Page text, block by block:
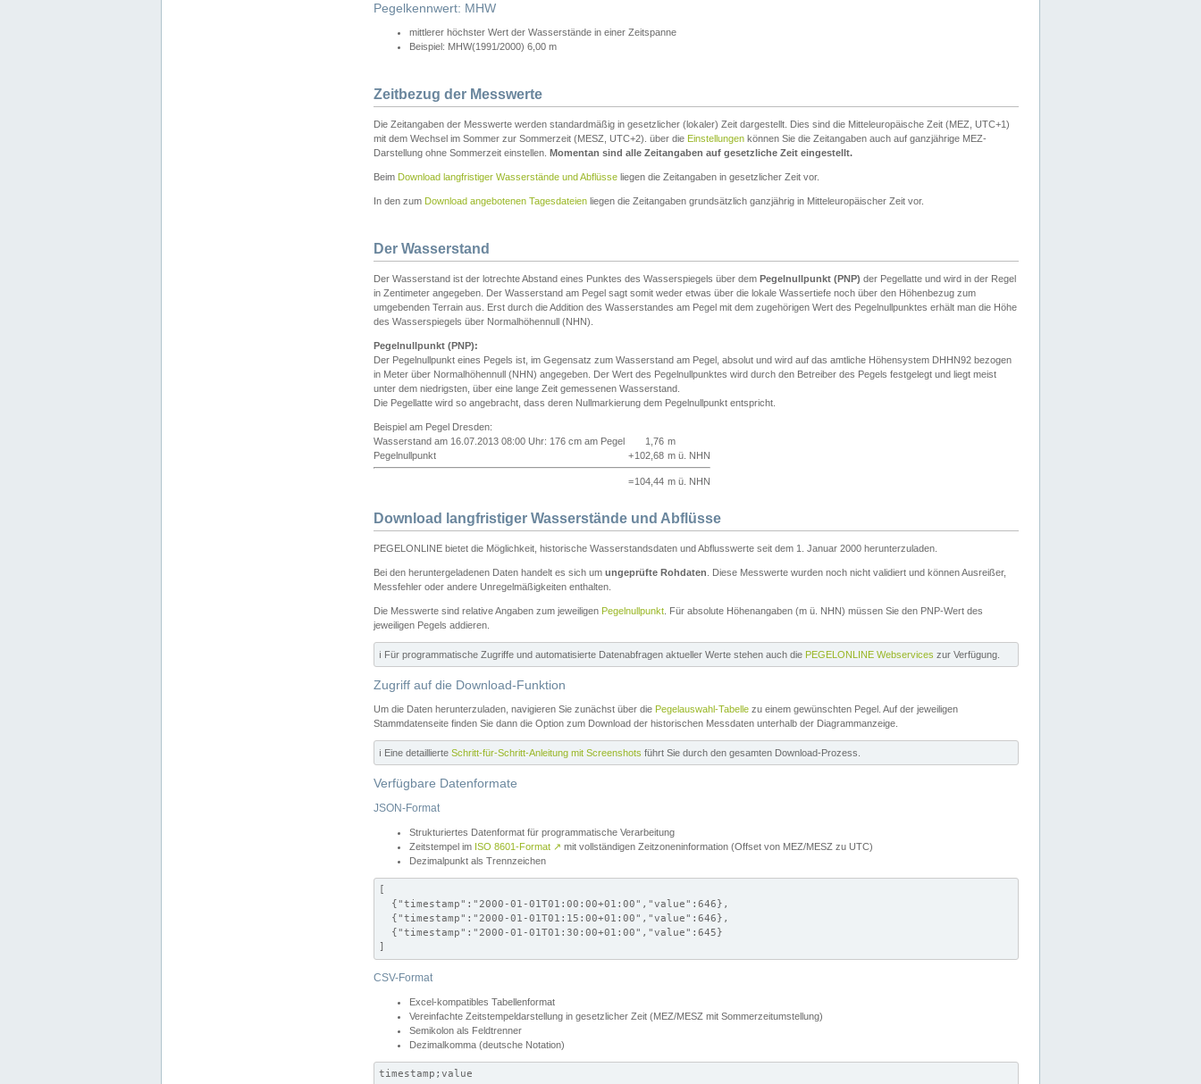
Pegelkennwert: MHW
mittlerer höchster Wert der Wasserstände in einer Zeitspanne
Beispiel: MHW(1991/2000) 6,00 m
Zeitbezug der Messwerte
Die Zeitangaben der Messwerte werden standardmäßig in gesetzlicher (lokaler) Zeit dargestellt. Dies sind die Mitteleuropäische Zeit (MEZ, UTC+1)
mit dem Wechsel im Sommer zur Sommerzeit (MESZ, UTC+2). über die Einstellungen können Sie die Zeitangaben auch auf ganzjährige MEZ-
Darstellung ohne Sommerzeit einstellen. Momentan sind alle Zeitangaben auf gesetzliche Zeit eingestellt.
Beim Download langfristiger Wasserstände und Abflüsse liegen die Zeitangaben in gesetzlicher Zeit vor.
In den zum Download angebotenen Tagesdateien liegen die Zeitangaben grundsätzlich ganzjährig in Mitteleuropäischer Zeit vor.
Der Wasserstand
Der Wasserstand ist der lotrechte Abstand eines Punktes des Wasserspiegels über dem Pegelnullpunkt (PNP) der Pegellatte und wird in der Regel
in Zentimeter angegeben. Der Wasserstand am Pegel sagt somit weder etwas über die lokale Wassertiefe noch über den Höhenbezug zum
umgebenden Terrain aus. Erst durch die Addition des Wasserstandes am Pegel mit dem zugehörigen Wert des Pegelnullpunktes erhält man die Höhe
des Wasserspiegels über Normalhöhennull (NHN).
Pegelnullpunkt (PNP):
Der Pegelnullpunkt eines Pegels ist, im Gegensatz zum Wasserstand am Pegel, absolut und wird auf das amtliche Höhensystem DHHN92 bezogen
in Meter über Normalhöhennull (NHN) angegeben. Der Wert des Pegelnullpunktes wird durch den Betreiber des Pegels festgelegt und liegt meist
unter dem niedrigsten, über eine lange Zeit gemessenen Wasserstand.
Die Pegellatte wird so angebracht, dass deren Nullmarkierung dem Pegelnullpunkt entspricht.
Beispiel am Pegel Dresden:
Wasserstand am 16.07.2013 08:00 Uhr: 176 cm am Pegel
1,76 m
Pegelnullpunkt
+102,68 m ü. NHN
=104,44 m ü. NHN
Download langfristiger Wasserstände und Abflüsse
PEGELONLINE bietet die Möglichkeit, historische Wasserstandsdaten und Abflusswerte seit dem 1. Januar 2000 herunterzuladen.
Bei den heruntergeladenen Daten handelt es sich um ungeprüfte Rohdaten . Diese Messwerte wurden noch nicht validiert und können Ausreißer,
Messfehler oder andere Unregelmäßigkeiten enthalten.
Die Messwerte sind relative Angaben zum jeweiligen Pegelnullpunkt . Für absolute Höhenangaben (m ü. NHN) müssen Sie den PNP-Wert des
jeweiligen Pegels addieren.
ℹ️ Für programmatische Zugriffe und automatisierte Datenabfragen aktueller Werte stehen auch die PEGELONLINE Webservices zur Verfügung.
Zugriff auf die Download-Funktion
Um die Daten herunterzuladen, navigieren Sie zunächst über die Pegelauswahl-Tabelle zu einem gewünschten Pegel. Auf der jeweiligen
Stammdatenseite finden Sie dann die Option zum Download der historischen Messdaten unterhalb der Diagrammanzeige.
ℹ️ Eine detaillierte Schritt-für-Schritt-Anleitung mit Screenshots führt Sie durch den gesamten Download-Prozess.
Verfügbare Datenformate
JSON-Format
Strukturiertes Datenformat für programmatische Verarbeitung
Zeitstempel im ISO 8601-Format ↗ mit vollständigen Zeitzoneninformation (Offset von MEZ/MESZ zu UTC)
Dezimalpunkt als Trennzeichen
[
  {"timestamp":"2000-01-01T01:00:00+01:00","value":646},
  {"timestamp":"2000-01-01T01:15:00+01:00","value":646},
  {"timestamp":"2000-01-01T01:30:00+01:00","value":645}
]
CSV-Format
Excel-kompatibles Tabellenformat
Vereinfachte Zeitstempeldarstellung in gesetzlicher Zeit (MEZ/MESZ mit Sommerzeitumstellung)
Semikolon als Feldtrenner
Dezimalkomma (deutsche Notation)
timestamp;value